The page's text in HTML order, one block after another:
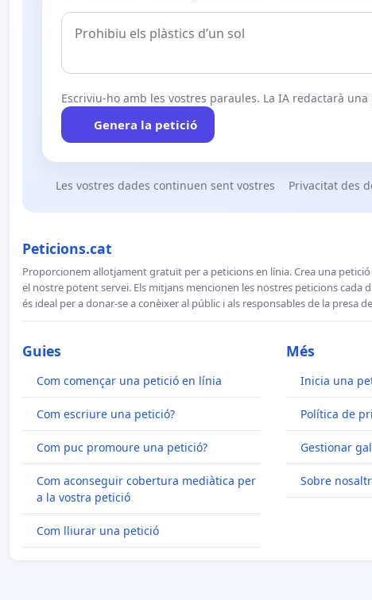
Escriviu-ho amb les vostres paraules. La IA redactarà
Genera la petició
Les vostres dades continuen sent vostres Privacitat des
Peticions.cat
Proporcionem allotjament gratuït per a peticions en línia. Crea una
el nostre potent servei. Els mitjans mencionen les nostres peticions cada
és ideal per a donar-se a conèixer al públic i als responsables de la presa
Guies
Com començar una petició en línia
Com escriure una petició?
Com puc promoure una petició?
Com aconseguir cobertura mediàtica per
a la vostra petició
Com lliurar una petició
Més
Inicia una
Política de
Gestionar
Sobre